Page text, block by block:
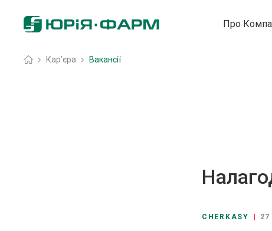
Про
Головна
» Кар’єра » Вакансії
CHERKASY